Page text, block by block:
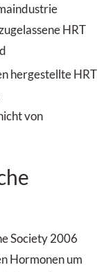
HRT
hergestellte HRT
von
Society 2006
Hormonen um